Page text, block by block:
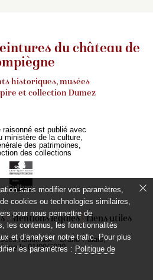
du château de
historiques, musées
et collection Dumez
raisonné est publié avec
ministère de la culture,
des patrimoines,
des collections
Mentions légales Liens utiles
nationaux - Grand Palais,
le 01/09/2020
sans modifier vos paramètres,
cookies ou technologies similaires,
pour nous permettre de
les contenus, les fonctionnalités
et d’analyser notre trafic. Pour plus
les paramètres : Politique de